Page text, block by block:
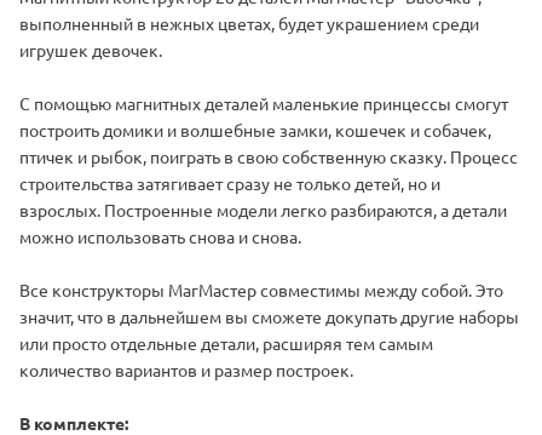
выполненный в нежных цветах, будет украшением среди
игрушек девочек.
С помощью магнитных деталей маленькие принцессы смогут
построить домики и волшебные замки, кошечек и собачек,
птичек и рыбок, поиграть в свою собственную сказку. Процесс
строительства затягивает сразу не только детей, но и
взрослых. Построенные модели легко разбираются, а детали
можно использовать снова и снова.
Все конструкторы МагМастер совместимы между собой. Это
значит, что в дальнейшем вы сможете докупать другие наборы
или просто отдельные детали, расширяя тем самым
количество вариантов и размер построек.
В комплекте: